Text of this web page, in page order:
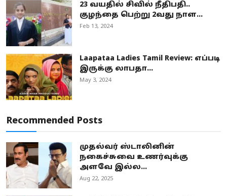
23 வயதில் சிவில் நீதிபதி..
குழந்தை பெற்று 2வது நாள...
Feb 13, 2024
Laapataa Ladies Tamil Review: எப்படி
இருக்கு லாபதா...
May 3, 2024
Recommended Posts
முதல்வர் ஸ்டாலினின்
நகைச்சுவை உணர்வுக்கு
அளவே இல்ல...
Aug 22, 2025